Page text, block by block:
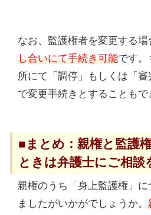
なお、監護権者を変更する場
し合いにて手続き可能です。
所にて「調停」もしくは「
で変更手続きとすることもで
■まとめ：親権と監護
ときは弁護士にご相談
親権のうち「身上監護権」に
ましたがいかがでしょうか。